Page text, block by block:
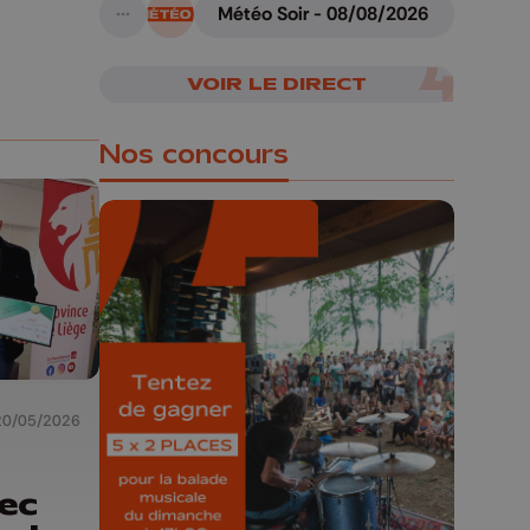
05/2026
A suivre
Météo Soir - 08/08/2026
VOIR LE DIRECT
Nos concours
🎁 Gagnez 5x2
places pour le
Bucolique Ferrières
Festival 🌿🎶
Concours valable jusqu'au 9 août,
23h59.